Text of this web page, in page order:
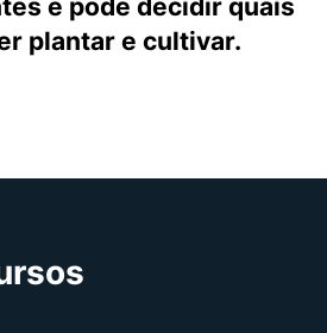
e pode decidir quais
plantar e cultivar.